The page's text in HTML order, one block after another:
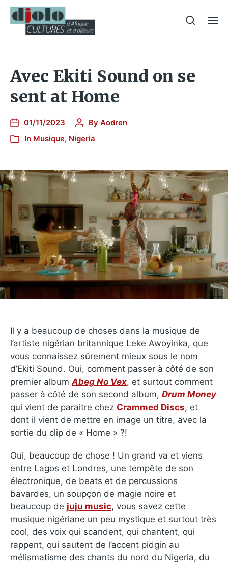
Avec Ekiti Sound on se
sent at Home
01/11/2023 By Aodren
In Musique, Nigeria
Il y a beaucoup de choses dans la musique de
l’artiste nigérian britannique Leke Awoyinka, que
vous connaissez sûrement mieux sous le nom
d’Ekiti Sound. Oui, comment passer à côté de son
premier album Abeg No Vex, et surtout comment
passer à côté de son second album, Drum Money
qui vient de paraitre chez Crammed Discs, et
dont il vient de mettre en image un titre, avec la
sortie du clip de « Home » ?!
Oui, beaucoup de chose ! Un grand va et viens
entre Lagos et Londres, une tempête de son
électronique, de beats et de percussions
bavardes, un soupçon de magie noire et
beaucoup de juju music, vous savez cette
musique nigériane un peu mystique et surtout très
cool, des voix qui scandent, qui chantent, qui
rappent, qui sautent de l’accent pidgin au
mélismatisme des chants du nord du Nigeria, du